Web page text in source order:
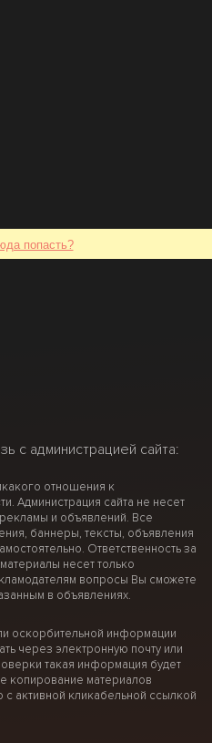
попасть?
с администрацией сайта:
отношения к
Администрация сайта не несет
и объявлений. Все
баннеры, тексты, объявления
Ответственность за
несет только
вопросы Вы сможете
в объявлениях.
оскорбительной информации
через электронную почту или
такая информация будет
копирование материалов
активной кликабельной ссылкой